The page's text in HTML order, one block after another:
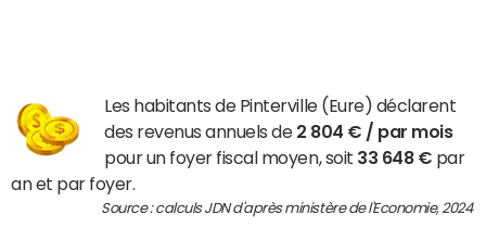
Les habitants de Pinterville (Eure) déclarent
des revenus annuels de 2 804 € / par mois
pour un foyer fiscal moyen, soit 33 648 € par
an et par foyer.
Source : calculs JDN d'après ministère de l'Economie, 2024